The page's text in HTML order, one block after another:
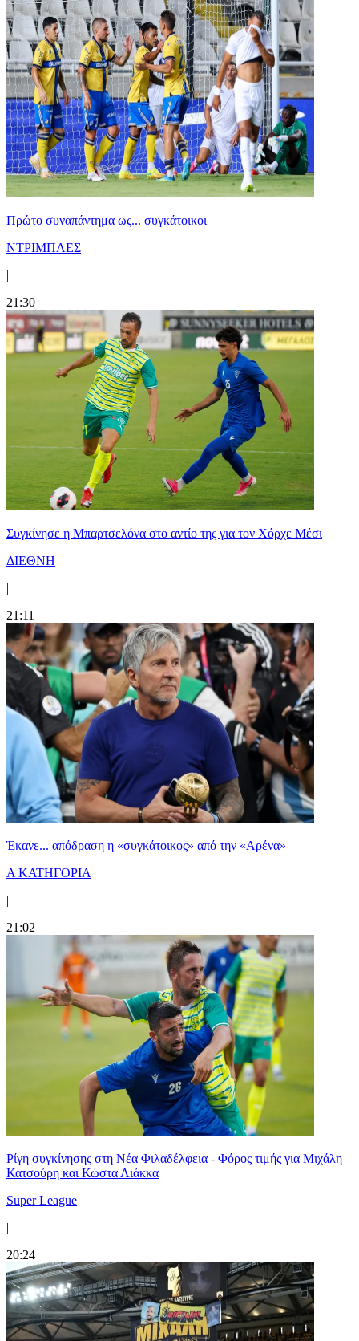
Πρώτο συναπάντημα ως... συγκάτοικοι
ΝΤΡΙΜΠΛΕΣ
|
21:30
Συγκίνησε η Μπαρτσελόνα στο αντίο της για τον Χόρχε Μέσι
ΔΙΕΘΝΗ
|
21:11
Έκανε... απόδραση η «συγκάτοικος» από την «Αρένα»
Α ΚΑΤΗΓΟΡΙΑ
|
21:02
Ρίγη συγκίνησης στη Νέα Φιλαδέλφεια - Φόρος τιμής για Μιχάλη
Κατσούρη και Κώστα Λιάκκα
Super League
|
20:24